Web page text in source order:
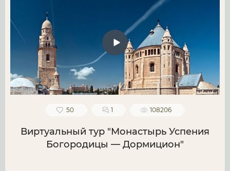
50 1 108206
Виртуальный тур "Монастырь Успения
Богородицы — Дормицион"